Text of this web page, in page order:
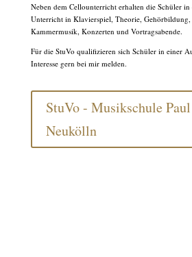
Neben dem Cellounterricht erhalten die Schüler
Unterricht in Klavierspiel, Theorie, Gehörbildung,
Kammermusik, Konzerten und Vortragsabende.
Für die StuVo qualifizieren sich Schüler in einer
Interesse gern bei mir melden.
StuVo - Musikschule
Neukölln